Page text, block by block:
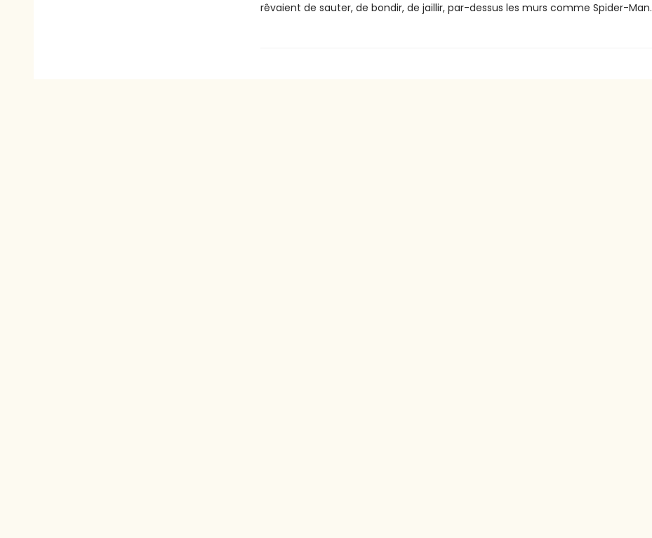
rêvaient de sauter, de bondir, de jaillir, par-dessus les murs comme Spider-Man.